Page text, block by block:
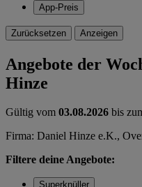
App-Preis
Zurücksetzen Anzeigen
Angebote der
Hinze
Gültig vom 03.08.2026 bis
Firma: Daniel Hinze e.K.,
Filtere deine Angebote:
Superknüller